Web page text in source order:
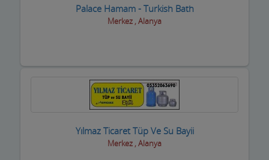
Palace Hamam - Turkish Bath
Merkez , Alanya
Yılmaz Ticaret Tüp Ve Su Bayii
Merkez , Alanya